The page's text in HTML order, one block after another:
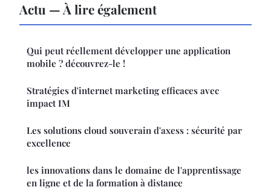
Actu — À lire également
Qui peut réellement développer une application
mobile ? découvrez-le !
Stratégies d'internet marketing efficaces avec
impact IM
Les solutions cloud souverain d'axess : sécurité par
excellence
les innovations dans le domaine de l'apprentissage
en ligne et de la formation à distance